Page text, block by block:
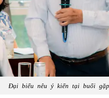
Đại biểu nêu ý kiến tại buổi